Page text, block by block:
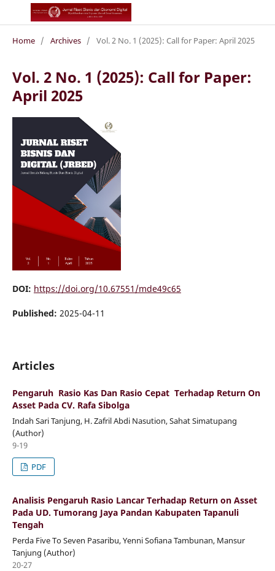
Home / Archives / Vol. 2 No. 1 (2025): Call for Paper: April 2025
Vol. 2 No. 1 (2025): Call for Paper:
April 2025
DOI: https://doi.org/10.67551/mde49c65
Published: 2025-04-11
Articles
Pengaruh Rasio Kas Dan Rasio Cepat Terhadap Return On
Asset Pada CV. Rafa Sibolga
Indah Sari Tanjung, H. Zafril Abdi Nasution, Sahat Simatupang
(Author)
9-19
PDF
Analisis Pengaruh Rasio Lancar Terhadap Return on Asset
Pada UD. Tumorang Jaya Pandan Kabupaten Tapanuli
Tengah
Perda Five To Seven Pasaribu, Yenni Sofiana Tambunan, Mansur
Tanjung (Author)
20-27